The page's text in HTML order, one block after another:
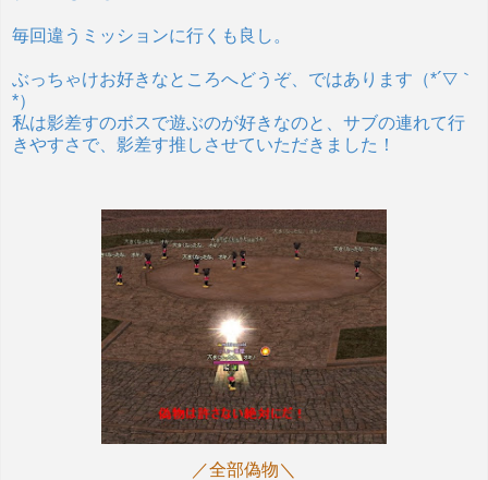
毎回違うミッションに行くも良し。
ぶっちゃけお好きなところへどうぞ、ではあります（*´▽｀
*）
私は影差すのボスで遊ぶのが好きなのと、サブの連れて行
きやすさで、影差す推しさせていただきました！
／全部偽物＼